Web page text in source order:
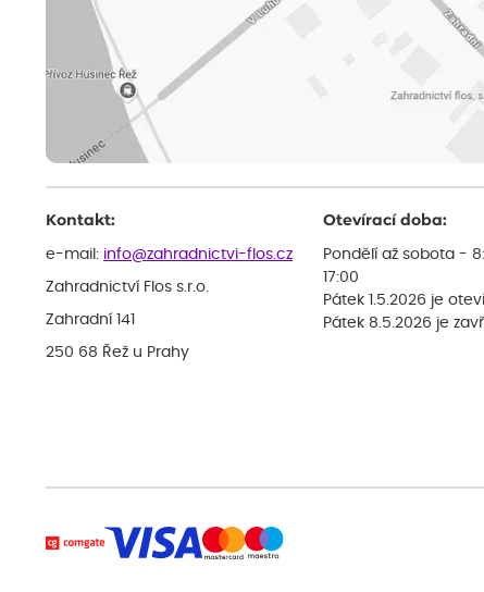
Kontakt:
e-mail: info@zahradnictvi-flos.cz
Zahradnictví Flos s.r.o.
Zahradní 141
250 68 Řež u Prahy
Otevírací doba:
Pondělí až sobota -
17:00
Pátek 1.5.2026 je
Pátek 8.5.2026 je